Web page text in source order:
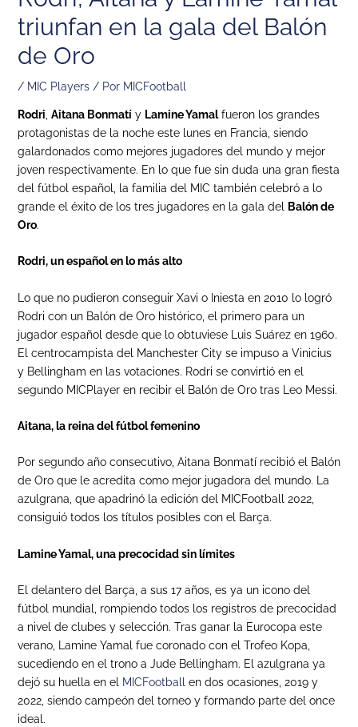
triunfan en la gala del Balón
de Oro
/ MIC Players/ Por MICFootball
Rodri Aitana Bonmatíy Lamine Yamalfueron los grandes
protagonistas de la noche este lunes en Francia, siendo
galardonados como mejores jugadores del mundo y mejor
joven respectivamente. En lo que fue sin duda una gran fiesta
del fútbol español, la familia del MIC también celebró a lo
grande el éxito de los tres jugadores en la gala del
Balón de
Oro.
Rodri, un español en lo más alto
Lo que no pudieron conseguir Xavi o Iniesta en 2010 lo logró
Rodri con un Balón de Oro histórico, el primero para un
jugador español desde que lo obtuviese Luis Suárez en 1960.
El centrocampista del Manchester City se impuso a Vinicius
y Bellingham en las votaciones. Rodri se convirtió en el
segundo MICPlayer en recibir el Balón de Oro tras Leo Messi.
Aitana, la reina del fútbol femenino
Por segundo año consecutivo, Aitana Bonmatí recibió el Balón
de Oro que le acredita como mejor jugadora del mundo. La
azulgrana, que apadrinó la edición del MICFootball 2022,
consiguió todos los títulos posibles con el Barça.
Lamine Yamal, una precocidad sin límites
El delantero del Barça, a sus 17 años, es ya un icono del
fútbol mundial, rompiendo todos los registros de precocidad
a nivel de clubes y selección. Tras ganar la Eurocopa este
verano, Lamine Yamal fue coronado con el Trofeo Kopa,
sucediendo en el trono a Jude Bellingham. El azulgrana ya
dejó su huella en el
MICFootball
en dos ocasiones, 2019 y
2022, siendo campeón del torneo y formando parte del once
ideal.